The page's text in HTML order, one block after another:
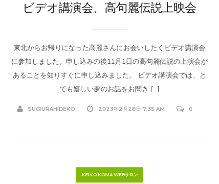
ビデオ講演会、高句麗伝説上映会
東北からお帰りになった高麗さんにお会いしたくビデオ講演会
に参加しました。申し込みの後11月1日の高句麗伝説の上演会が
あることを知りすぐに申し込みました。 ビデオ講演会では、と
ても嬉しい夢のお話をお聞き […]
SUGIURAHIDEKO 2023年2月28日 7:35 AM 0
KEIKO KOMA WEBサロン